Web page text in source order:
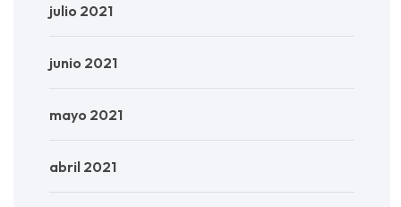
julio 2021
junio 2021
mayo 2021
abril 2021